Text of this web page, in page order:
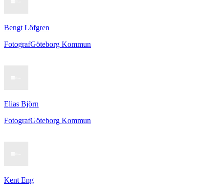
Bengt Löfgren
FotografGöteborg Kommun
Elias Björn
FotografGöteborg Kommun
Kent Eng